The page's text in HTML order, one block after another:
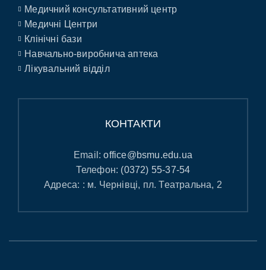
Медичний консультативний центр
Медичні Центри
Клінічні бази
Навчально-виробнича аптека
Лікувальний відділ
КОНТАКТИ
Email:office@bsmu.edu.ua
Телефон: (0372) 55-37-54
Адреса: : м. Чернівці, пл. Театральна, 2